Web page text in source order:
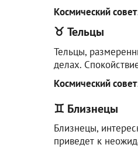
Космический
♉ Тельцы
Тельцы,
делах.
Космический
♊ Близнецы
Близнецы,
приведет к